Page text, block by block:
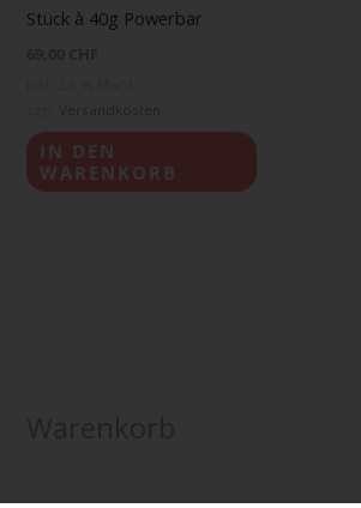
Stück à 40g Powerbar
IN DEN
WARENKORB